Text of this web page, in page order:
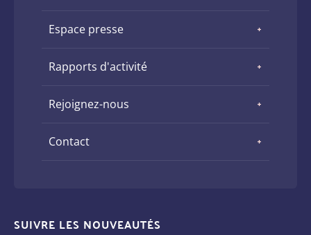
Espace presse
Rapports d'activité
Rejoignez-nous
Contact
SUIVRE LES NOUVEAUTÉS